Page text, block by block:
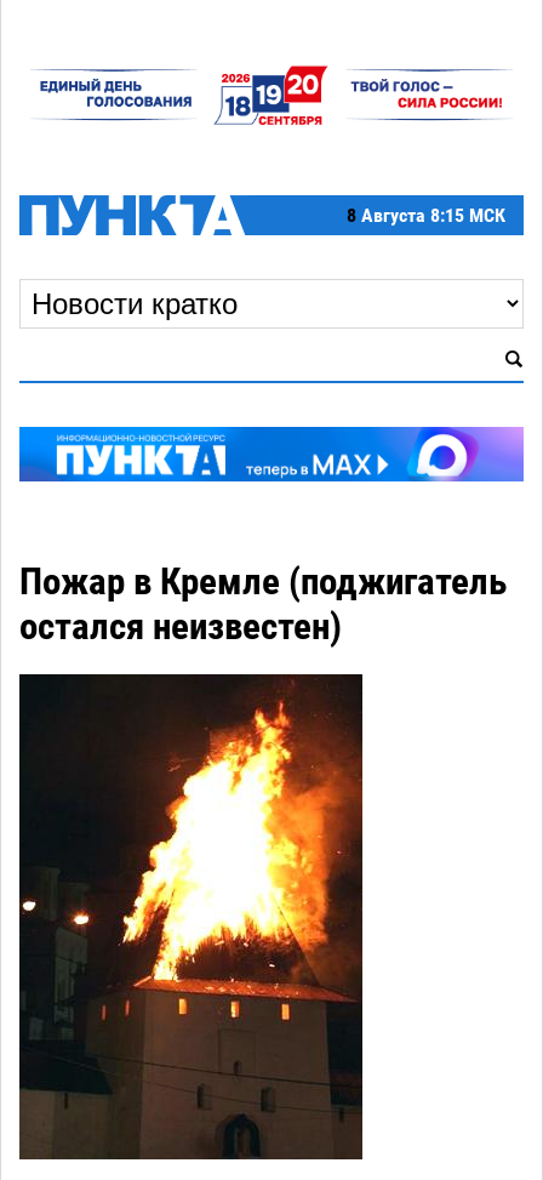
8 Августа 8:15 МСК
Пожар в Кремле (поджигатель
остался неизвестен)